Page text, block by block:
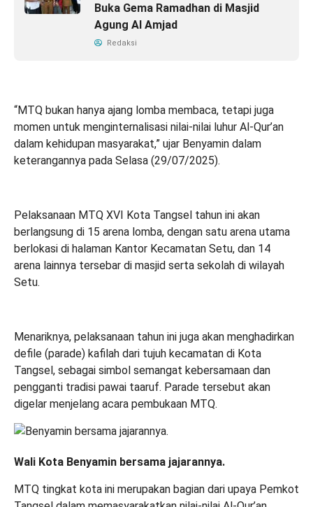
Buka Gema Ramadhan di Masjid
Agung Al Amjad
Redaksi
“MTQ bukan hanya ajang lomba membaca, tetapi juga
momen untuk menginternalisasi nilai-nilai luhur Al-Qur’an
dalam kehidupan masyarakat,” ujar Benyamin dalam
keterangannya pada Selasa (29/07/2025).
Pelaksanaan MTQ XVI Kota Tangsel tahun ini akan
berlangsung di 15 arena lomba, dengan satu arena utama
berlokasi di halaman Kantor Kecamatan Setu, dan 14
arena lainnya tersebar di masjid serta sekolah di wilayah
Setu.
Menariknya, pelaksanaan tahun ini juga akan menghadirkan
defile (parade) kafilah dari tujuh kecamatan di Kota
Tangsel, sebagai simbol semangat kebersamaan dan
pengganti tradisi pawai taaruf. Parade tersebut akan
digelar menjelang acara pembukaan MTQ.
Wali Kota Benyamin bersama jajarannya.
MTQ tingkat kota ini merupakan bagian dari upaya Pemkot